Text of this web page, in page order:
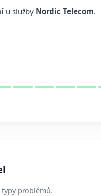
u služby Nordic Telecom.
typy problémů.